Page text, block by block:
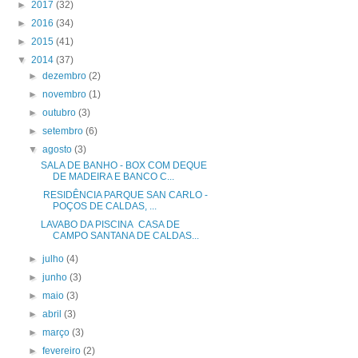
► 2017 (32)
► 2016 (34)
► 2015 (41)
▼ 2014 (37)
►dezembro(2)
►novembro(1)
►outubro(3)
►setembro(6)
▼agosto(3)
SALA DE BANHO - BOX COM DEQUE
DE MADEIRA E BANCO C...
RESIDÊNCIA PARQUE SAN CARLO -
POÇOS DE CALDAS, ...
LAVABO DA PISCINA CASA DE
CAMPO SANTANA DE CALDAS...
►julho(4)
►junho(3)
►maio(3)
►abril(3)
►março(3)
►fevereiro(2)